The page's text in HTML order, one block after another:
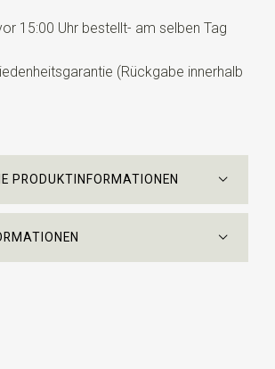
15:00 Uhr bestellt- am selben Tag
(Rückgabe innerhalb
PRODUKTINFORMATIONEN